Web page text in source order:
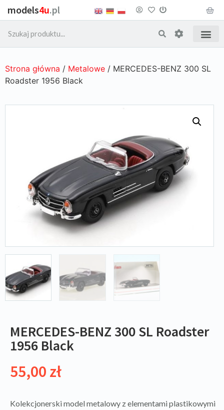
models4u.pl
Strona główna / Metalowe / MERCEDES-BENZ 300 SL
Roadster 1956 Black
MERCEDES-BENZ 300 SL Roadster
1956 Black
55,00 zł
Kolekcjonerski model metalowy z elementami plastikowymi